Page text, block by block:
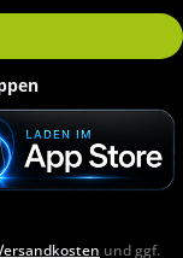
und ggf.